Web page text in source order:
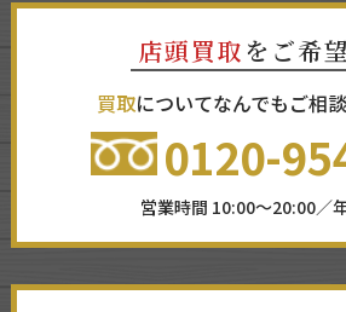
店頭買取 をご希
買取についてなんでもご相
0120-
営業時間 10:00～20:00／